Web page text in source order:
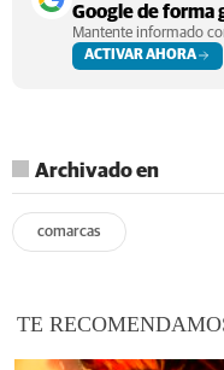
Google de forma
Mantente informado
ACTIVAR AHORA
Archivado en
comarcas
TE